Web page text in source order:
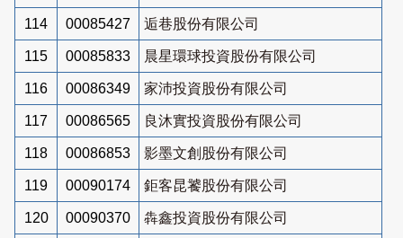
114 00085427 逅巷股份有限公司
115 00085833 晨星環球投資股份有限公司
116 00086349 家沛投資股份有限公司
117 00086565 良沐實投資股份有限公司
118 00086853 影墨文創股份有限公司
119 00090174 鉅客昆饕股份有限公司
120 00090370 犇鑫投資股份有限公司